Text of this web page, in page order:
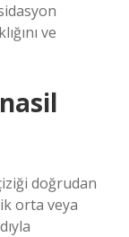
ve
doğrudan
orta veya